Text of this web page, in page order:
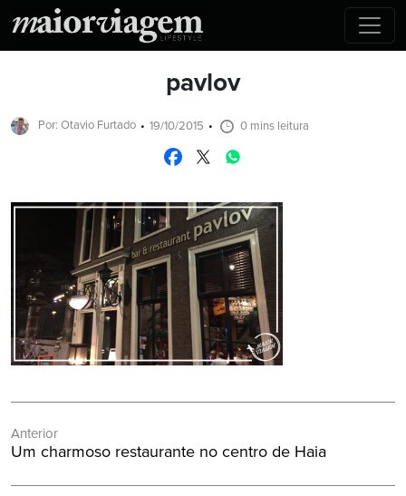
pavlov
Por: Otavio Furtado 19/10/2015 0 mins leitura
de
Anterior
Post
Um charmoso restaurante no centro de Haia